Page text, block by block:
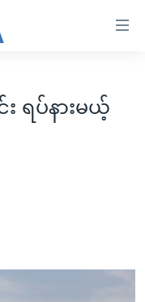
း ရပ်နားမယ့်